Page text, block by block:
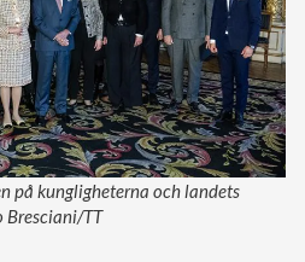
på kungligheterna och landets
Bresciani/TT